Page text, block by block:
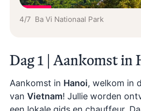
4/7 Ba Vi Nationaal Park
Dag 1 | Aankomst in
Aankomst in Hanoi, welkom in
van Vietnam! Jullie worden